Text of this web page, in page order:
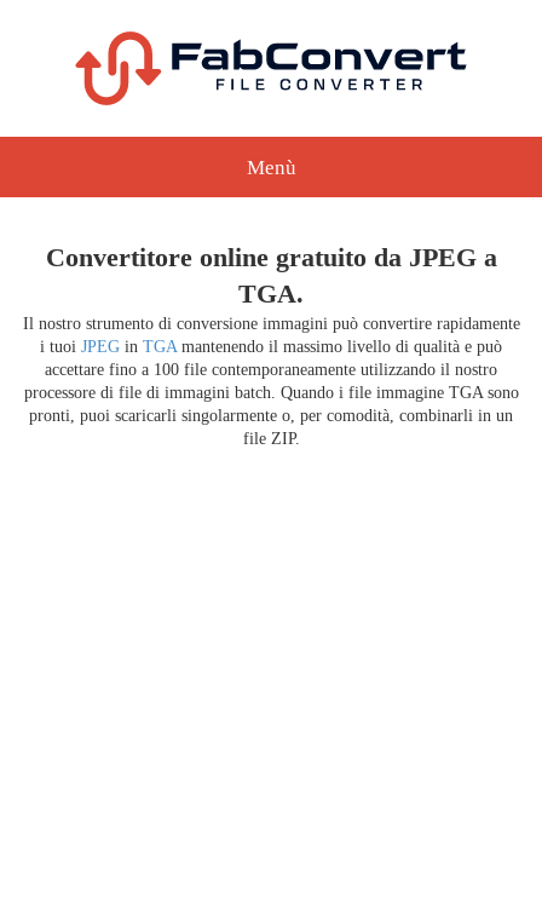
Menù
Convertitore online gratuito da JPEG a
TGA.
Il nostro strumento di conversione immagini può convertire rapidamente
i tuoi JPEG in TGAmantenendo il massimo livello di qualità e può
accettare fino a 100 file contemporaneamente utilizzando il nostro
processore di file di immagini batch. Quando i file immagine TGA sono
pronti, puoi scaricarli singolarmente o, per comodità, combinarli in un
file ZIP.